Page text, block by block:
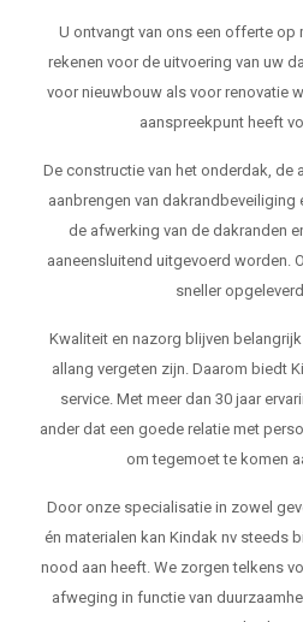
U ontvangt van ons een offerte op
rekenen voor de uitvoering van uw
voor nieuwbouw als voor renovatie
aanspreekpunt heeft
De constructie van het onderdak, de
aanbrengen van dakrandbeveiliging
de afwerking van de dakranden
aaneensluitend uitgevoerd worden.
sneller
Kwaliteit en nazorg blijven
allang vergeten zijn. Daarom biedt
service. Met meer dan 30 jaar
ander dat een goede relatie met
om tegemoet te komen
Door onze specialisatie in zowel
én materialen kan Kindak nv steeds
nood aan heeft. We zorgen telkens
afweging in functie van